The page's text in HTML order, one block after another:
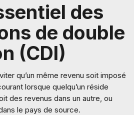
des
de double
(CDI)
qu’un même revenu soit imposé
lorsque quelqu’un réside
des revenus dans un autre, ou
le pays de source.